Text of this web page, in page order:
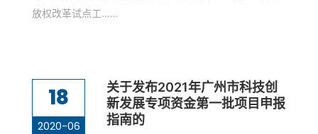
放权改革试点工……
18
2020-06
关于发布2021年广州市科技创
新发展专项资金第一批项目申报
指南的